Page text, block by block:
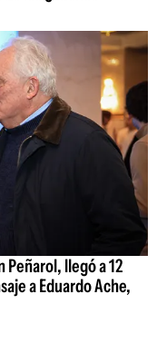
llegó a 12
a Eduardo Ache,